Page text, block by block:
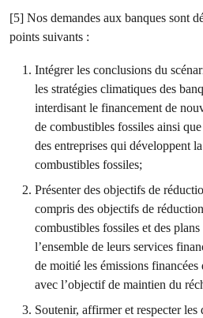
[5] Nos demandes aux banques sont
points suivants :
Intégrer les conclusions du
les stratégies climatiques des
interdisant le financement de
de combustibles fossiles ainsi
des entreprises qui développent
combustibles fossiles;
Présenter des objectifs de
compris des objectifs de
combustibles fossiles et des
l’ensemble de leurs services
de moitié les émissions
avec l’objectif de maintien du
Soutenir, affirmer et respecter les